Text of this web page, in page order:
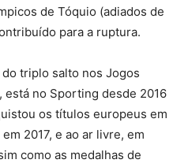
de Tóquio (adiados de
para a ruptura.
triplo salto nos Jogos
está no Sporting desde 2016
os títulos europeus em
2017, e ao ar livre, em
como as medalhas de